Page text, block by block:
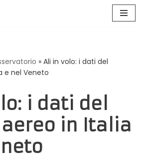
» Ali in volo: i dati del
e nel Veneto
i dati del
in Italia